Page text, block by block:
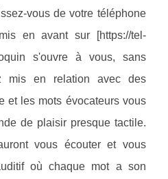
vous de votre téléphone
en avant sur [https://tel-
s'ouvre à vous, sans
mis en relation avec des
et les mots évocateurs vous
de plaisir presque tactile.
vous écouter et vous
où chaque mot a son